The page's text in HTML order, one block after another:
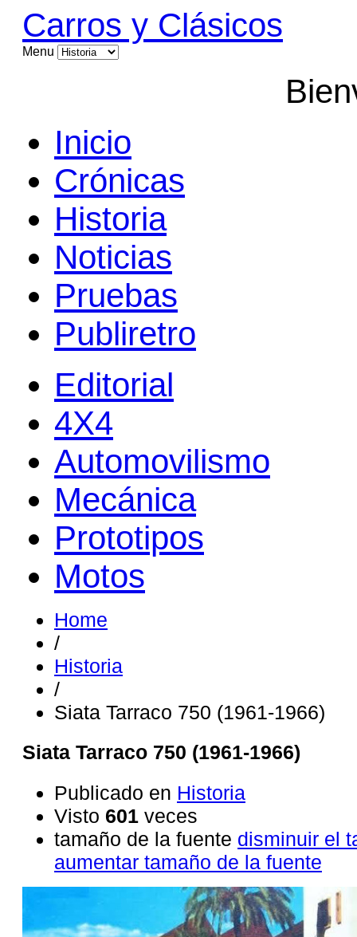
Carros y Clásicos
Menu
Inicio
Crónicas
Historia
Noticias
Pruebas
Publiretro
Editorial
4X4
Automovilismo
Mecánica
Prototipos
Motos
Home
/
Historia
/
Siata Tarraco 750 (1961-1966)
Siata Tarraco 750 (1961-1966)
Publicado en Historia
Visto 601 veces
tamaño de la fuente disminuir el
aumentar tamaño de la fuente